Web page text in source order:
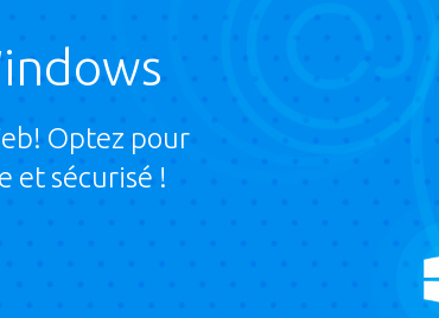
Optez pour
et sécurisé !